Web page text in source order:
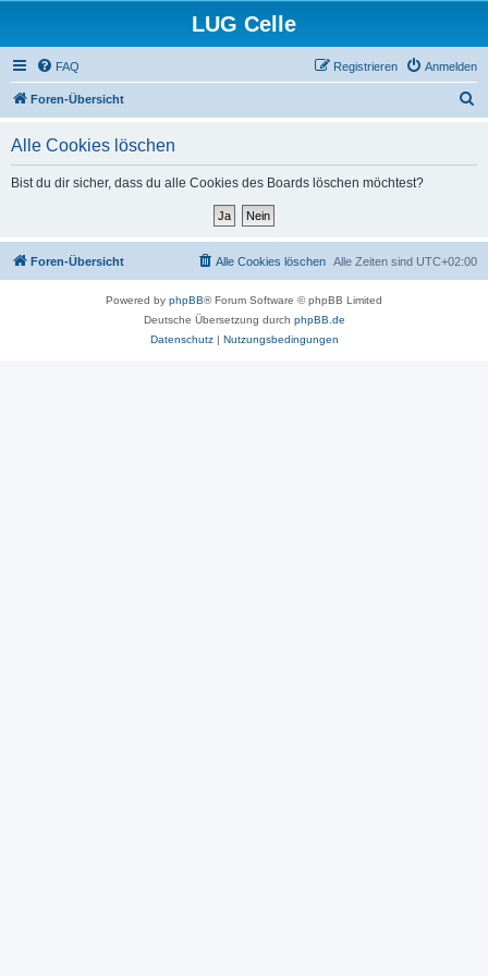
LUG Celle
FAQ Anmelden
Registrieren
Foren-Übersicht
Alle Cookies löschen
Bist du dir sicher, dass du alle Cookies des Boards löschen möchtest?
Foren-Übersicht Alle Zeiten sind UTC+02:00
Alle Cookies löschen
Powered by phpBB® Forum Software © phpBB Limited
Deutsche Übersetzung durch phpBB.de
Datenschutz| Nutzungsbedingungen